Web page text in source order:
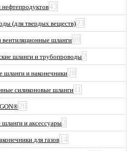
43
(для твердых веществ)23
шланги69
шланги и трубопроводы2
шланги и наконечники28
силиконовые шланги11
26
и аксессуары2
для газов 14